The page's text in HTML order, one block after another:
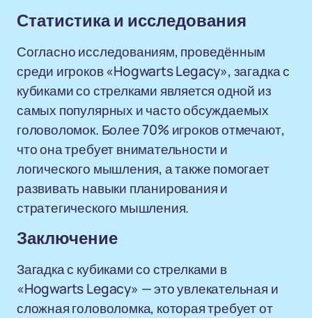
Статистика и исследования
Согласно исследованиям, проведённым
среди игроков «Hogwarts Legacy», загадка с
кубиками со стрелками является одной из
самых популярных и часто обсуждаемых
головоломок. Более 70% игроков отмечают,
что она требует внимательности и
логического мышления, а также помогает
развивать навыки планирования и
стратегического мышления.
Заключение
Загадка с кубиками со стрелками в
«Hogwarts Legacy» — это увлекательная и
сложная головоломка, которая требует от